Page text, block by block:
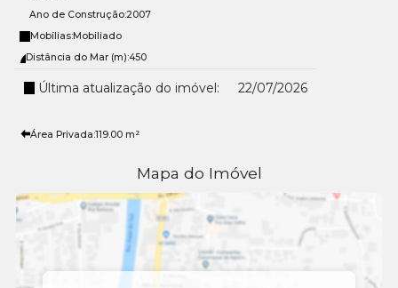
Ano de Construção:2007
Mobílias:Mobiliado
Distância do Mar (m):450
Última atualização do imóvel: 22/07/2026
Área Privada:119.00 m²
Mapa do Imóvel